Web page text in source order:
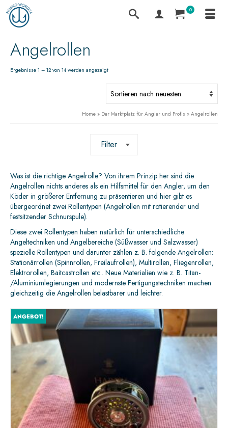
0
Angelrollen
Ergebnisse 1 – 12 von 14 werden angezeigt
Home » Der Marktplatz für Angler und Profis » Angelrollen
Filter
Was ist die richtige Angelrolle? Von ihrem Prinzip her sind die
Angelrollen nichts anderes als ein Hilfsmittel für den Angler, um den
Köder in größerer Entfernung zu präsentieren und hier gibt es
übergeordnet zwei Rollentypen (Angelrollen mit rotierender und
festsitzender Schnurspule).
Diese zwei Rollentypen haben natürlich für unterschiedliche
Angeltechniken und Angelbereiche (Süßwasser und Salzwasser)
spezielle Rollentypen und darunter zählen z. B. folgende Angelrollen:
Stationärrollen (Spinnrollen, Freilaufrollen), Multirollen, Fliegenrollen,
Elektrorollen, Baitcastrollen etc.. Neue Materialien wie z. B. Titan-
/Aluminiumlegierungen und modernste Fertigungstechniken machen
gleichzeitig die Angelrollen belastbarer und leichter.
ANGEBOT!